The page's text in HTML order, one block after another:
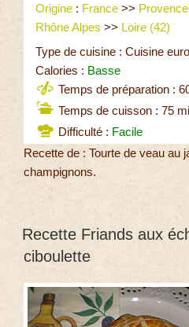
Origine : France >>
Rhône Alpes >> Loire (42)
Type de cuisine : Cuisine
Calories : Basse
Temps de préparation :
Temps de cuisson : 75
Difficulté : Facile
Recette de : Tourte de veau au
champignons.
Recette Friands aux
ciboulette